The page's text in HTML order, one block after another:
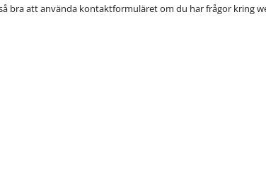
bra att använda kontaktformuläret om du har frågor kring